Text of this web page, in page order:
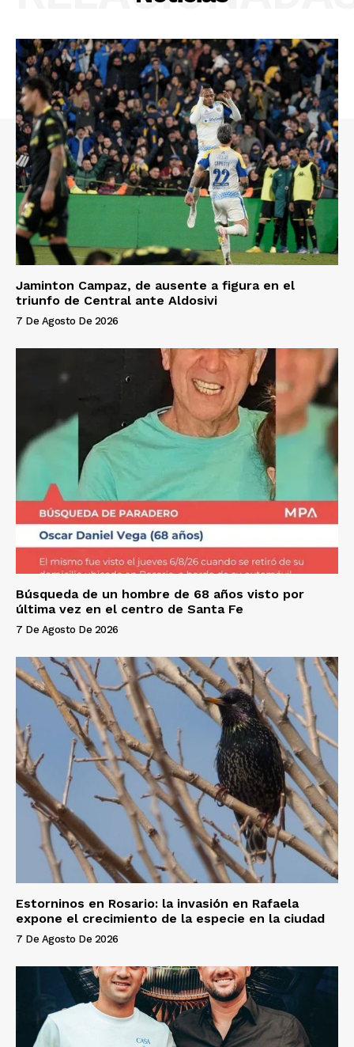
Jaminton Campaz, de ausente a figura en el
triunfo de Central ante Aldosivi
7 De Agosto De 2026
Búsqueda de un hombre de 68 años visto por
última vez en el centro de Santa Fe
7 De Agosto De 2026
Estorninos en Rosario: la invasión en Rafaela
expone el crecimiento de la especie en la ciudad
7 De Agosto De 2026